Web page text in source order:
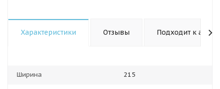
Характеристики Отзывы Подходит к авто
Ширина 215